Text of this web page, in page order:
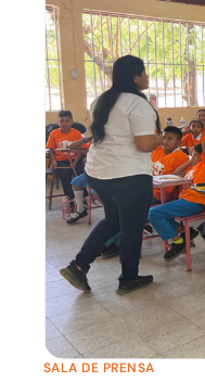
SALA DE PRENSA